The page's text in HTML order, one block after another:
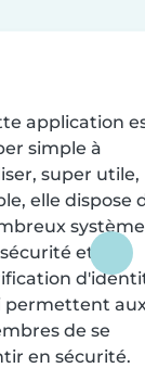
application
simple à
super utile,
elle dispose
et de
permettent
de se
en sécurité.